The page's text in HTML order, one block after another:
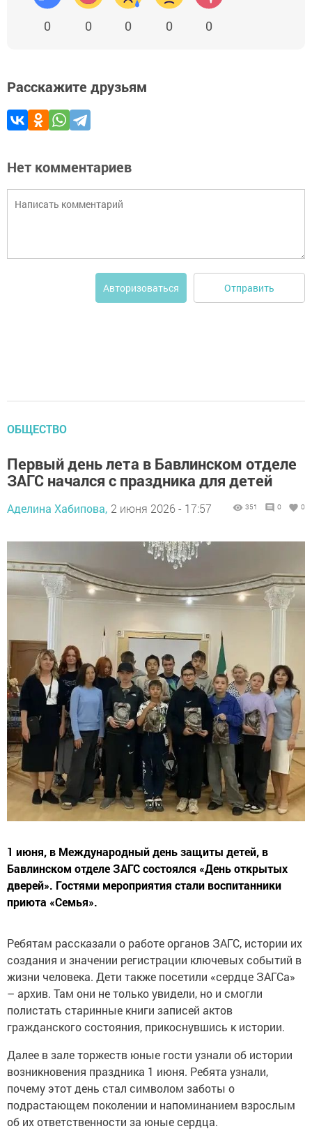
0 0 0 0 0
Расскажите друзьям
Нет комментариев
Авторизоваться Отправить
ОБЩЕСТВО
Первый день лета в Бавлинском отделе
ЗАГС начался с праздника для детей
Аделина Хабипова, 2 июня 2026 - 17:57 351 0 0
1 июня, в Международный день защиты детей, в
Бавлинском отделе ЗАГС состоялся «День открытых
дверей». Гостями мероприятия стали воспитанники
приюта «Семья».
Ребятам рассказали о работе органов ЗАГС, истории их
создания и значении регистрации ключевых событий в
жизни человека. Дети также посетили «сердце ЗАГСа»
– архив. Там они не только увидели, но и смогли
полистать старинные книги записей актов
гражданского состояния, прикоснувшись к истории.
Далее в зале торжеств юные гости узнали об истории
возникновения праздника 1 июня. Ребята узнали,
почему этот день стал символом заботы о
подрастающем поколении и напоминанием взрослым
об их ответственности за юные сердца.